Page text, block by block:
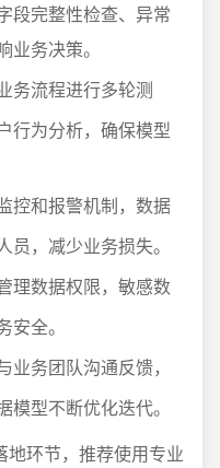
段完整性检查、异常
务决策。
务流程进行多轮测
行为分析，确保模型
控和报警机制，数据
，减少业务损失。
理数据权限，敏感数
全。
业务团队沟通反馈，
型不断优化迭代。
地环节，推荐使用专业